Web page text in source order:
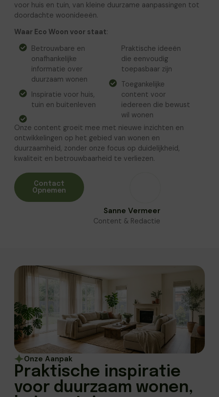
voor huis en tuin, van kleine duurzame aanpassingen tot
doordachte woonideeën.
Waar Eco Woon voor staat:
Betrouwbare en
onafhankelijke
informatie over
duurzaam wonen
Inspiratie voor huis,
tuin en buitenleven
Praktische ideeën
die eenvoudig
toepasbaar zijn
Toegankelijke
content voor
iedereen die bewust
wil wonen
Onze content groeit mee met nieuwe inzichten en
ontwikkelingen op het gebied van wonen en
duurzaamheid, zonder onze focus op duidelijkheid,
kwaliteit en betrouwbaarheid te verliezen.
Contact
Opnemen
Sanne Vermeer
Content & Redactie
Onze Aanpak
Praktische inspiratie
voor duurzaam wonen,